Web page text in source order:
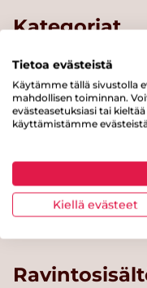
Kategoriat
Suolaiset leivonnaiset
Maitotuotteet
Tietoa evästeistä
Käytämme tällä sivustolla
mahdollisen toiminnan.
evästeasetuksiasi tai
käyttämistämme
Kiellä evästeet